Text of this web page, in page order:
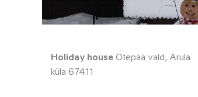
Holiday house Otepää vald, Arula
küla 67411